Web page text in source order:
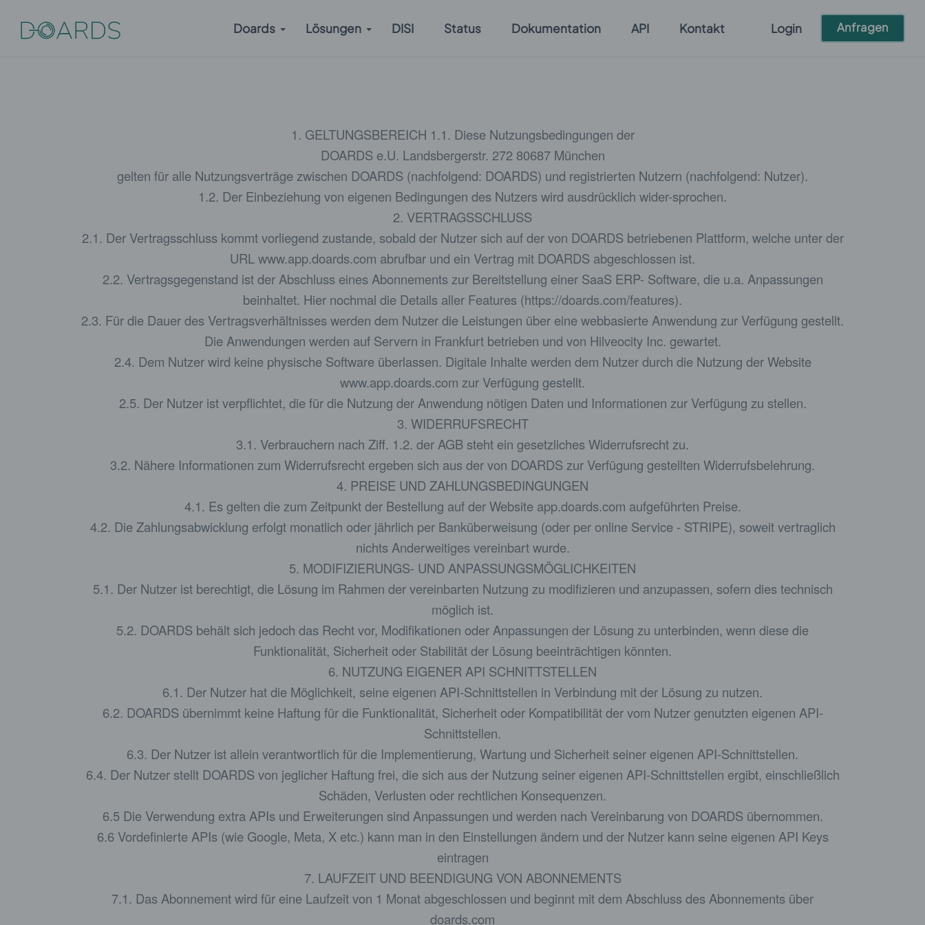
Doards Lösungen DISI Status Dokumentation API Kontakt Login Anfragen
1. GELTUNGSBEREICH 1.1. Diese Nutzungsbedingungen der
DOARDS e.U. Landsbergerstr. 272 80687 München
gelten für alle Nutzungsverträge zwischen DOARDS (nachfolgend: DOARDS) und registrierten Nutzern (nachfolgend: Nutzer).
1.2. Der Einbeziehung von eigenen Bedingungen des Nutzers wird ausdrücklich wider-sprochen.
2. VERTRAGSSCHLUSS
2.1. Der Vertragsschluss kommt vorliegend zustande, sobald der Nutzer sich auf der von DOARDS betriebenen Plattform, welche unter der
URL www.app.doards.com abrufbar und ein Vertrag mit DOARDS abgeschlossen ist.
2.2. Vertragsgegenstand ist der Abschluss eines Abonnements zur Bereitstellung einer SaaS ERP- Software, die u.a. Anpassungen
beinhaltet. Hier nochmal die Details aller Features (https://doards.com/features).
2.3. Für die Dauer des Vertragsverhältnisses werden dem Nutzer die Leistungen über eine webbasierte Anwendung zur Verfügung gestellt.
Die Anwendungen werden auf Servern in Frankfurt betrieben und von Hilveocity Inc. gewartet.
2.4. Dem Nutzer wird keine physische Software überlassen. Digitale Inhalte werden dem Nutzer durch die Nutzung der Website
www.app.doards.com zur Verfügung gestellt.
2.5. Der Nutzer ist verpflichtet, die für die Nutzung der Anwendung nötigen Daten und Informationen zur Verfügung zu stellen.
3. WIDERRUFSRECHT
3.1. Verbrauchern nach Ziff. 1.2. der AGB steht ein gesetzliches Widerrufsrecht zu.
3.2. Nähere Informationen zum Widerrufsrecht ergeben sich aus der von DOARDS zur Verfügung gestellten Widerrufsbelehrung.
4. PREISE UND ZAHLUNGSBEDINGUNGEN
4.1. Es gelten die zum Zeitpunkt der Bestellung auf der Website app.doards.com aufgeführten Preise.
4.2. Die Zahlungsabwicklung erfolgt monatlich oder jährlich per Banküberweisung (oder per online Service - STRIPE), soweit vertraglich
nichts Anderweitiges vereinbart wurde.
5. MODIFIZIERUNGS- UND ANPASSUNGSMÖGLICHKEITEN
5.1. Der Nutzer ist berechtigt, die Lösung im Rahmen der vereinbarten Nutzung zu modifizieren und anzupassen, sofern dies technisch
möglich ist.
5.2. DOARDS behält sich jedoch das Recht vor, Modifikationen oder Anpassungen der Lösung zu unterbinden, wenn diese die
Funktionalität, Sicherheit oder Stabilität der Lösung beeinträchtigen könnten.
6. NUTZUNG EIGENER API SCHNITTSTELLEN
6.1. Der Nutzer hat die Möglichkeit, seine eigenen API-Schnittstellen in Verbindung mit der Lösung zu nutzen.
6.2. DOARDS übernimmt keine Haftung für die Funktionalität, Sicherheit oder Kompatibilität der vom Nutzer genutzten eigenen API-
Schnittstellen.
6.3. Der Nutzer ist allein verantwortlich für die Implementierung, Wartung und Sicherheit seiner eigenen API-Schnittstellen.
6.4. Der Nutzer stellt DOARDS von jeglicher Haftung frei, die sich aus der Nutzung seiner eigenen API-Schnittstellen ergibt, einschließlich
Schäden, Verlusten oder rechtlichen Konsequenzen.
6.5 Die Verwendung extra APIs und Erweiterungen sind Anpassungen und werden nach Vereinbarung von DOARDS übernommen.
6.6 Vordefinierte APIs (wie Google, Meta, X etc.) kann man in den Einstellungen ändern und der Nutzer kann seine eigenen API Keys
eintragen
7. LAUFZEIT UND BEENDIGUNG VON ABONNEMENTS
7.1. Das Abonnement wird für eine Laufzeit von 1 Monat abgeschlossen und beginnt mit dem Abschluss des Abonnements über
doards.com